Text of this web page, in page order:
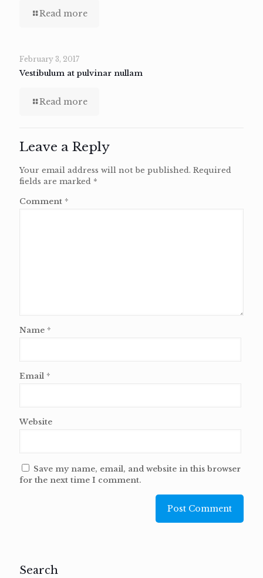
Read more
February 3, 2017
Vestibulum at pulvinar nullam
Read more
Leave a Reply
Your email address will not be published. Required
fields are marked *
Comment *
Name *
Email *
Website
Save my name, email, and website in this browser
for the next time I comment.
Search